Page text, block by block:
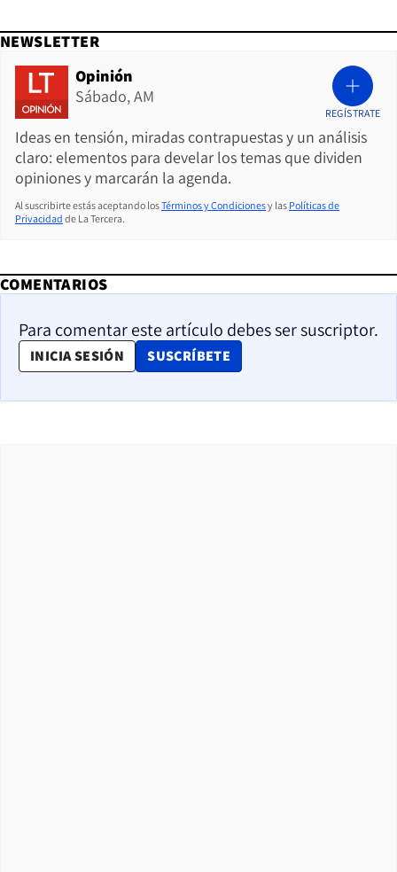
NEWSLETTER
Opinión
Sábado, AM
Ideas en tensión, miradas contrapuestas y un análisis
claro: elementos para develar los temas que dividen
opiniones y marcarán la agenda.
REGÍSTRATE
Al suscribirte estás aceptando losTérminos y Condicionesy las Políticas de
Privacidad de La Tercera.
COMENTARIOS
Para comentar este artículo debes ser suscriptor.
INICIA SESIÓN SUSCRÍBETE
OPENS IN NEW WINDOW